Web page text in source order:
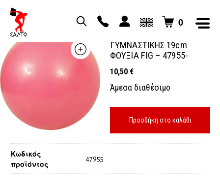
0
ΓΥΜΝΑΣΤΙΚΗΣ 19cm
ΦΟΥΞΙΑ FIG – 47955-
10,50 €
Άμεσα διαθέσιμο
Προσθήκη στο καλάθι
Κωδικός
προϊόντος
47955